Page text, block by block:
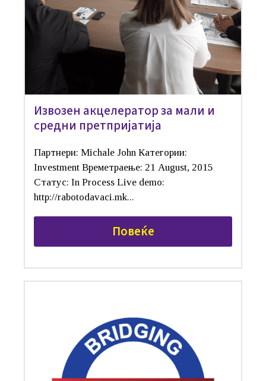
Извозен акцелератор за мали и
средни претпријатија
Партнери: Michale John Категории:
Investment Времетраење: 21 August, 2015
Статус: In Process Live demo:
http://rabotodavaci.mk...
Повеќе